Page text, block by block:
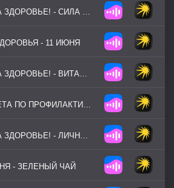
МУЗЫКА НА ЗДОРОВЬЕ! - СИЛА ОКЕАНА
- 11 ИЮНЯ
МУЗЫКА НА ЗДОРОВЬЕ! - ВИТАМИННЫЙ СВЕТ (ВЕРСИЯ 2)
ТОП-3 СОВЕТА ПО ПРОФИЛАКТИКЕ - УКРЕПЛЯЕМ СЕРДЦЕ БЕЗ СПОРТЗАЛА
МУЗЫКА НА ЗДОРОВЬЕ! - ЛИЧНЫЙ РЕКОРД
- ЗЕЛЕНЫЙ ЧАЙ